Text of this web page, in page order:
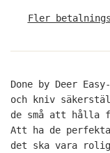
Fler
Done by Deer
och kniv
de små att hålla
Att ha de
det ska vara